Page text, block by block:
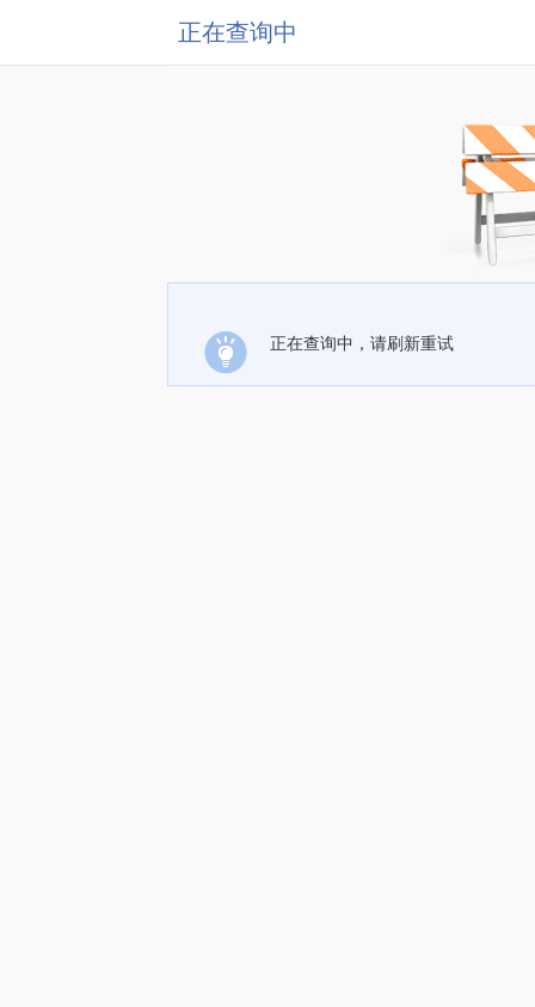
正在查询中
正在查询中，请刷新重试